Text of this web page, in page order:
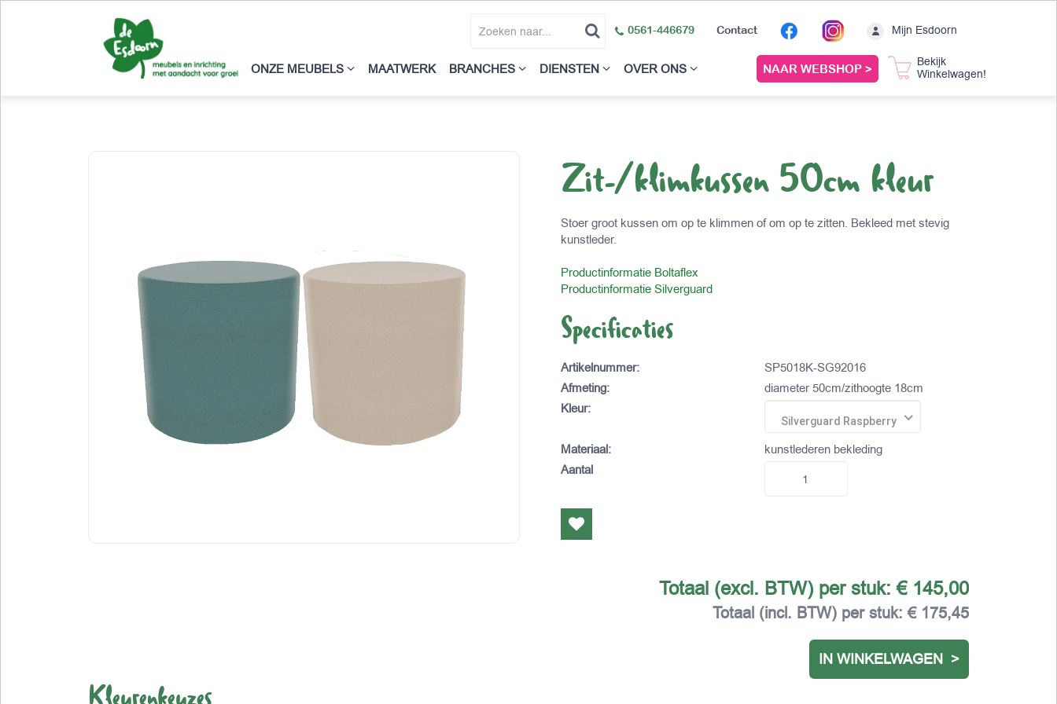
0561-446679 Contact Mijn Esdoorn
ONZE MEUBELS MAATWERK BRANCHES DIENSTEN OVER ONS NAAR WEBSHOP >
Bekijk
Winkelwagen!
Zit-/klimkussen 50cm kleur
Stoer groot kussen om op te klimmen of om op te zitten. Bekleed met stevig
kunstleder.
Productinformatie Boltaflex
Productinformatie Silverguard
Specificaties
Artikelnummer:
SP5018K-SG92016
Afmeting:
diameter 50cm/zithoogte 18cm
Kleur:
Silverguard Raspberry
Materiaal:
kunstlederen bekleding
Aantal
Totaal (excl. BTW) per stuk:€ 145,00
Totaal (incl. BTW) per stuk:€ 175,45
IN WINKELWAGEN >
Kleurenkeuzes